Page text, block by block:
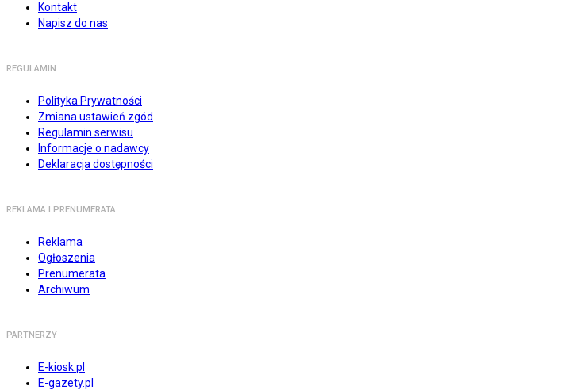
Kontakt
Napisz do nas
REGULAMIN
Polityka Prywatności
Zmiana ustawień zgód
Regulamin serwisu
Informacje o nadawcy
Deklaracja dostępności
REKLAMA I PRENUMERATA
Reklama
Ogłoszenia
Prenumerata
Archiwum
PARTNERZY
E-kiosk.pl
E-gazety.pl